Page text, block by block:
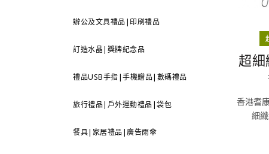
辦公及文具禮品|印刷禮品
訂造水晶|獎牌紀念品
禮品USB手指|手機贈品|數碼禮品
旅行禮品|戶外運動禮品|袋包
餐具|家居禮品|廣告雨傘
超
香港耆
細